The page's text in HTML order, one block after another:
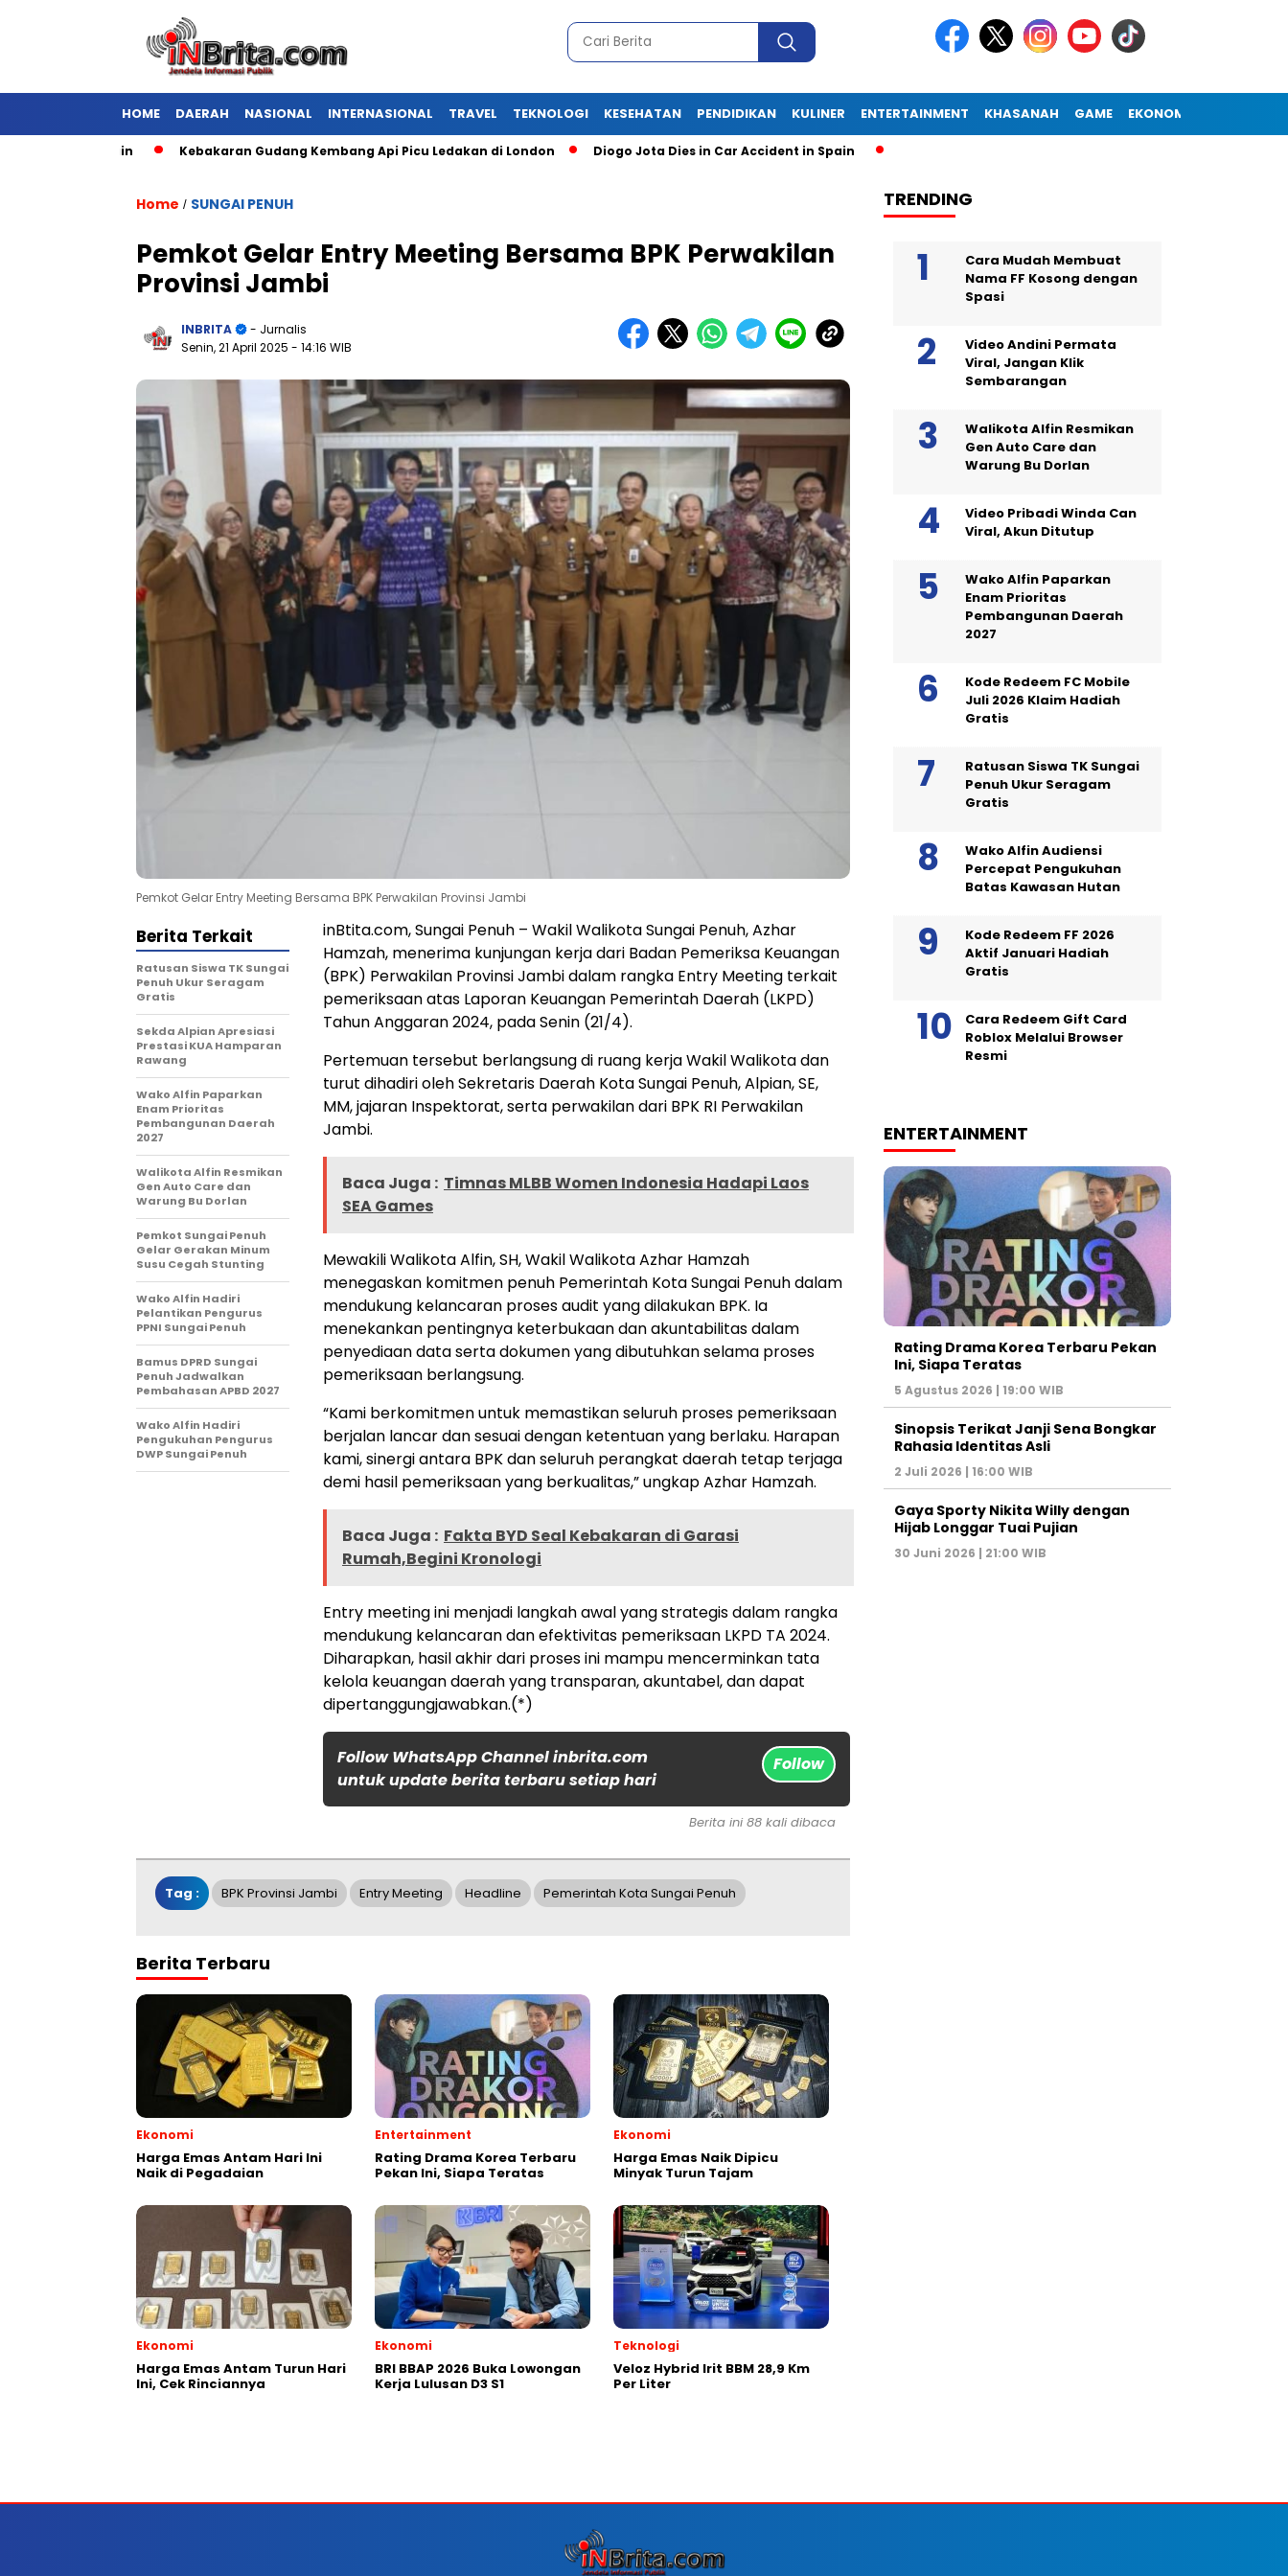
HOME DAERAH NASIONAL INTERNASIONAL TRAVEL TEKNOLOGI KESEHATAN PENDIDIKAN KULINER ENTERTAINMENT KHASANAH GAME EKONOMI
Kebakaran Gudang Kembang Api Picu Ledakan di London Diogo Jota Dies in Car Accident in Spain Kebakaran Gudang Kembang Api Picu Ledakan di London
Home / SUNGAI PENUH
Pemkot Gelar Entry Meeting Bersama BPK Perwakilan
Provinsi Jambi
INBRITA
- Jurnalis
Senin, 21 April 2025 - 14:16 WIB
Pemkot Gelar Entry Meeting Bersama BPK Perwakilan Provinsi Jambi
inBtita.com, Sungai Penuh – Wakil Walikota Sungai Penuh, Azhar
Hamzah, menerima kunjungan kerja dari Badan Pemeriksa Keuangan
(BPK) Perwakilan Provinsi Jambi dalam rangka Entry Meeting terkait
pemeriksaan atas Laporan Keuangan Pemerintah Daerah (LKPD)
Tahun Anggaran 2024, pada Senin (21/4).
Pertemuan tersebut berlangsung di ruang kerja Wakil Walikota dan
turut dihadiri oleh Sekretaris Daerah Kota Sungai Penuh, Alpian, SE,
MM, jajaran Inspektorat, serta perwakilan dari BPK RI Perwakilan
Jambi.
Baca Juga : Timnas MLBB Women Indonesia Hadapi Laos
SEA Games
Mewakili Walikota Alfin, SH, Wakil Walikota Azhar Hamzah
menegaskan komitmen penuh Pemerintah Kota Sungai Penuh dalam
mendukung kelancaran proses audit yang dilakukan BPK. Ia
menekankan pentingnya keterbukaan dan akuntabilitas dalam
penyediaan data serta dokumen yang dibutuhkan selama proses
pemeriksaan berlangsung.
“Kami berkomitmen untuk memastikan seluruh proses pemeriksaan
berjalan lancar dan sesuai dengan ketentuan yang berlaku. Harapan
kami, sinergi antara BPK dan seluruh perangkat daerah tetap terjaga
demi hasil pemeriksaan yang berkualitas,” ungkap Azhar Hamzah.
Baca Juga : Fakta BYD Seal Kebakaran di Garasi
Rumah,Begini Kronologi
Entry meeting ini menjadi langkah awal yang strategis dalam rangka
mendukung kelancaran dan efektivitas pemeriksaan LKPD TA 2024.
Diharapkan, hasil akhir dari proses ini mampu mencerminkan tata
kelola keuangan daerah yang transparan, akuntabel, dan dapat
dipertanggungjawabkan.(*)
Follow WhatsApp Channel inbrita.com
untuk update berita terbaru setiap hari
Follow
Berita Terkait
Ratusan Siswa TK Sungai
Penuh Ukur Seragam
Gratis
Sekda Alpian Apresiasi
Prestasi KUA Hamparan
Rawang
Wako Alfin Paparkan
Enam Prioritas
Pembangunan Daerah
2027
Walikota Alfin Resmikan
Gen Auto Care dan
Warung Bu Dorlan
Pemkot Sungai Penuh
Gelar Gerakan Minum
Susu Cegah Stunting
Wako Alfin Hadiri
Pelantikan Pengurus
PPNI Sungai Penuh
Bamus DPRD Sungai
Penuh Jadwalkan
Pembahasan APBD 2027
Wako Alfin Hadiri
Pengukuhan Pengurus
DWP Sungai Penuh
Berita ini 88 kali dibaca
Tag : BPK Provinsi Jambi Entry Meeting Headline Pemerintah Kota Sungai Penuh
Berita Terbaru
Ekonomi
Harga Emas Antam Hari Ini
Naik di Pegadaian
Entertainment
Rating Drama Korea Terbaru
Pekan Ini, Siapa Teratas
Ekonomi
Harga Emas Naik Dipicu
Minyak Turun Tajam
Ekonomi
Harga Emas Antam Turun Hari
Ini, Cek Rinciannya
Ekonomi
BRI BBAP 2026 Buka Lowongan
Kerja Lulusan D3 S1
Teknologi
Veloz Hybrid Irit BBM 28,9 Km
Per Liter
TRENDING
Cara Mudah Membuat
Nama FF Kosong dengan
Spasi
Video Andini Permata
Viral, Jangan Klik
Sembarangan
Walikota Alfin Resmikan
Gen Auto Care dan
Warung Bu Dorlan
Video Pribadi Winda Can
Viral, Akun Ditutup
Wako Alfin Paparkan
Enam Prioritas
Pembangunan Daerah
2027
Kode Redeem FC Mobile
Juli 2026 Klaim Hadiah
Gratis
Ratusan Siswa TK Sungai
Penuh Ukur Seragam
Gratis
Wako Alfin Audiensi
Percepat Pengukuhan
Batas Kawasan Hutan
Kode Redeem FF 2026
Aktif Januari Hadiah
Gratis
Cara Redeem Gift Card
Roblox Melalui Browser
Resmi
ENTERTAINMENT
Rating Drama Korea Terbaru Pekan
Ini, Siapa Teratas
5 Agustus 2026 | 19:00 WIB
Sinopsis Terikat Janji Sena Bongkar
Rahasia Identitas Asli
2 Juli 2026 | 16:00 WIB
Gaya Sporty Nikita Willy dengan
Hijab Longgar Tuai Pujian
30 Juni 2026 | 21:00 WIB